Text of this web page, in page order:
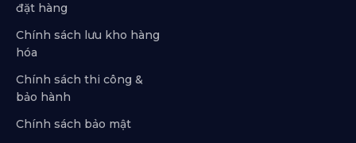
đặt hàng
Chính sách lưu kho hàng
hóa
Chính sách thi công &
bảo hành
Chính sách bảo mật